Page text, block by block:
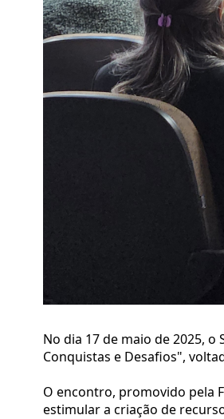
No dia 17 de maio de 2025,
Conquistas e Desafios",
O encontro, promovido pela
estimular a criação de